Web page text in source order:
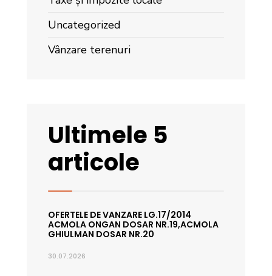
Uncategorized
Vânzare terenuri
Ultimele 5
articole
OFERTELE DE VANZARE LG.17/2014
ACMOLA ONGAN DOSAR NR.19,ACMOLA
GHIULMAN DOSAR NR.20
30.07.2026